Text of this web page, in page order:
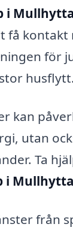
i
få
för
husflytt.
kan
utan
Ta
i
från